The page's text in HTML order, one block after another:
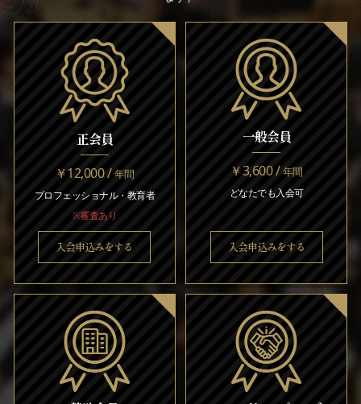
正会員
￥12,000 /年間
プロフェッショナル・教育者
※審査あり
入会申込みをする
一般会員
￥3,600 /年間
どなたでも入会可
入会申込みをする